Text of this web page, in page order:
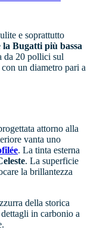
e soprattutto
la Bugatti più bassa
da 20 pollici sul
un diametro pari a
attorno alla
vanta uno
. La tinta esterna
. La superficie
la brillantezza
della storica
in carbonio a